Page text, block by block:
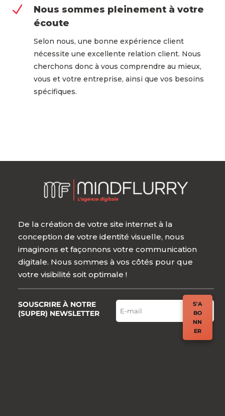
N
Nous sommes pleinement à votre
écoute
Selon nous, une bonne expérience client
nécessite une excellente relation client. Nous
cherchons donc à vous comprendre au mieux,
vous et votre entreprise, ainsi que vos besoins
spécifiques.
De la création de votre site internet à la
conception de votre identité visuelle, nous
imaginons et façonnons votre communication
digitale. Nous sommes à vos côtés pour que
votre visibilité soit optimale !
SOUSCRIRE À NOTRE
(SUPER) NEWSLETTER
S'A
BO
NN
ER